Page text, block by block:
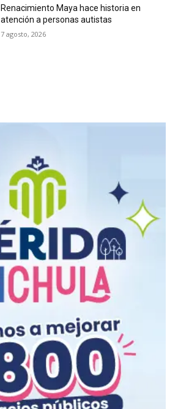
Renacimiento Maya hace historia en
atención a personas autistas
7 agosto, 2026